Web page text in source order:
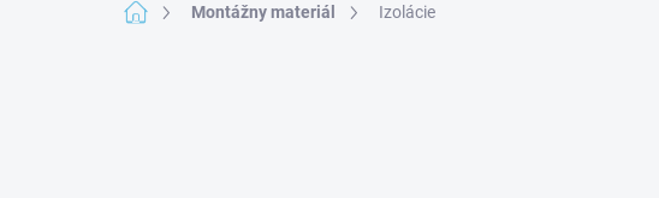
DomovMontážny materiál Izolácie